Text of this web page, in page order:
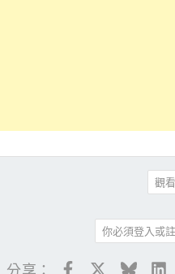
觀
你必須登入或
分享： Facebook